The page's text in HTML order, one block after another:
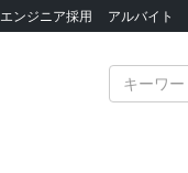
エンジニア採用 アルバイト